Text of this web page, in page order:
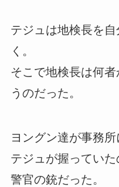
テジュは地検長を
く。
そこで地検長は何
うのだった。
ヨングン達が事務所
テジュが握ってい
警官の銃だった。